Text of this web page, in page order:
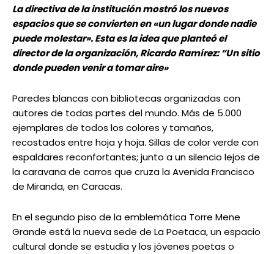
La directiva de la institución mostró los nuevos
espacios que se convierten en «un lugar donde nadie
puede molestar». Esta es la idea que planteó el
director de la organización, Ricardo Ramírez: “Un sitio
donde pueden venir a tomar aire»
Paredes blancas con bibliotecas organizadas con
autores de todas partes del mundo. Más de 5.000
ejemplares de todos los colores y tamaños,
recostados entre hoja y hoja. Sillas de color verde con
espaldares reconfortantes; junto a un silencio lejos de
la caravana de carros que cruza la Avenida Francisco
de Miranda, en Caracas.
En el segundo piso de la emblemática Torre Mene
Grande está la nueva sede de La Poetaca, un espacio
cultural donde se estudia y los jóvenes poetas o